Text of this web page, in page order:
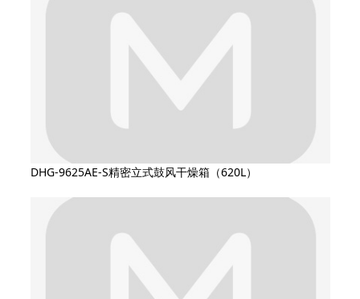
DHG-9625AE-S精密立式鼓风干燥箱（620L）